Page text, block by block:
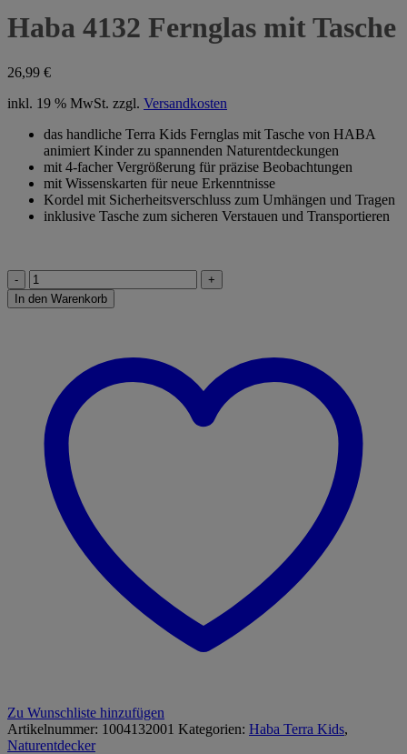
Haba 4132 Fernglas mit Tasche
26,99 €
inkl. 19 % MwSt. zzgl. Versandkosten
das handliche Terra Kids Fernglas mit Tasche von HABA
animiert Kinder zu spannenden Naturentdeckungen
mit 4-facher Vergrößerung für präzise Beobachtungen
mit Wissenskarten für neue Erkenntnisse
Kordel mit Sicherheitsverschluss zum Umhängen und Tragen
inklusive Tasche zum sicheren Verstauen und Transportieren
Haba
4132
Fernglas
In den Warenkorb
Zu Wunschliste hinzufügen
Artikelnummer: 1004132001 Kategorien: Haba Terra Kids,
Naturentdecker